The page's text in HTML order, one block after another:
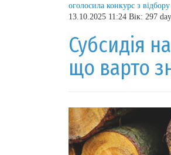
оголосила конкурс з
13.10.2025 11:24 Вік: 297
Субсидія
що варто